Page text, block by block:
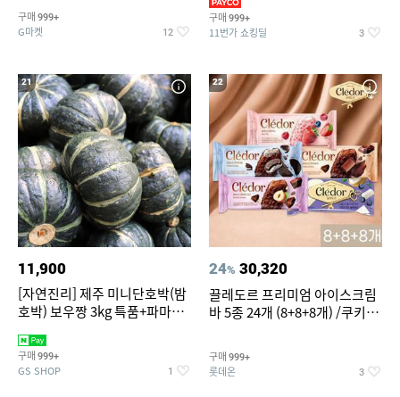
구매 999+
G마켓 12
구매 999+
11번가 쇼킹딜 3
21
11,900
[자연진리] 제주 미니단호박(밤
호박) 보우짱 3kg 특품+파마산
구매 999+
GS SHOP 1
22
24% 30,320
끌레도르 프리미엄 아이스크림
바 5종 24개 (8+8+8개) /쿠키앤
구매 999+
롯데온 3